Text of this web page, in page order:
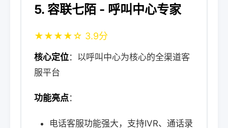
5. 容联七陌 - 呼叫中心专家
★★★★☆ 3.9分
核心定位：以呼叫中心为核心的全渠道客
服平台
功能亮点：
电话客服功能强大，支持IVR、通话录